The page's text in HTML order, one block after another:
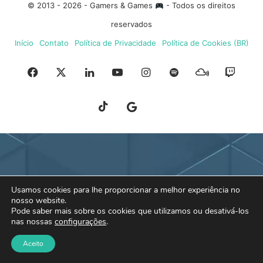
© 2013 - 2026 - Gamers & Games
- Todos os direitos
reservados
Início
Contato Política de Privacidade Política de Cookies (BR)
Facebook LinkedinYouTubeInstagram
SpotifyMixcloud
TikTokGoogle
NewsSky
Usamos cookies para lhe proporcionar a melhor experiência no
nosso website.
Pode saber mais sobre os cookies que utilizamos ou desativá-los
nas nossas configurações.
Aceito